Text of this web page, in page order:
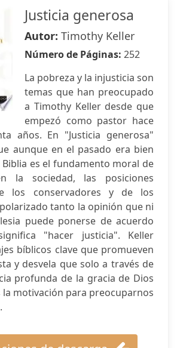
Justicia generosa
Autor: Timothy Keller
Número de Páginas: 252
La pobreza y la injusticia son
temas que han preocupado
a Timothy Keller desde que
empezó como pastor hace
años. En "Justicia generosa"
aunque en el pasado era bien
es el fundamento moral de
la sociedad, las posiciones
los conservadores y de los
tanto la opinión que ni
puede ponerse de acuerdo
"hacer justicia". Keller
bíblicos clave que promueven
y desvela que solo a través de
profunda de la gracia de Dios
motivación para preocuparnos